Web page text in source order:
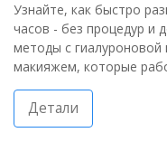
Узнайте, как быстро
часов - без процедур и
методы с
макияжем, которые
Детали